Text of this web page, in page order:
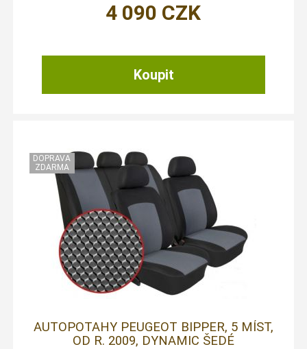
4 090 CZK
AUTOPOTAHY PEUGEOT BIPPER, 5 MÍST,
OD R. 2009, DYNAMIC ŠEDÉ